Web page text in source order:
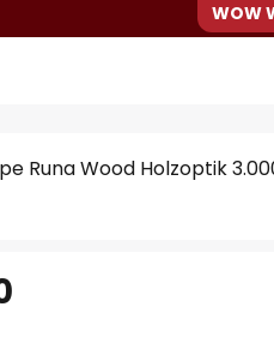
WOW
Runa Wood Holzoptik